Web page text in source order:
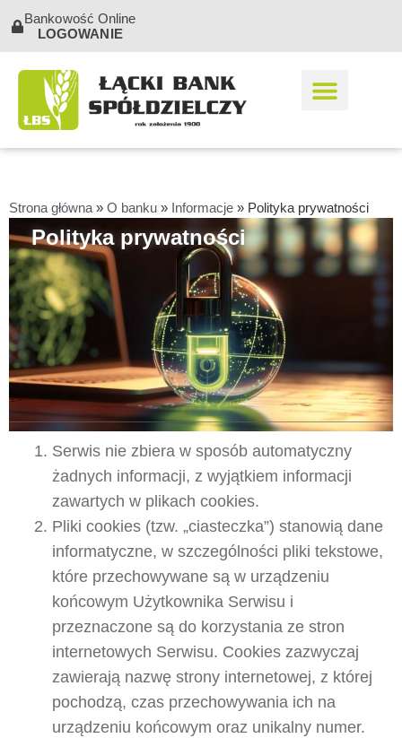
Bankowość Online
LOGOWANIE
Strona główna » O banku » Informacje » Polityka prywatności
Polityka prywatności
Serwis nie zbiera w sposób automatyczny
żadnych informacji, z wyjątkiem informacji
zawartych w plikach cookies.
Pliki cookies (tzw. „ciasteczka”) stanowią dane
informatyczne, w szczególności pliki tekstowe,
które przechowywane są w urządzeniu
końcowym Użytkownika Serwisu i
przeznaczone są do korzystania ze stron
internetowych Serwisu. Cookies zazwyczaj
zawierają nazwę strony internetowej, z której
pochodzą, czas przechowywania ich na
urządzeniu końcowym oraz unikalny numer.